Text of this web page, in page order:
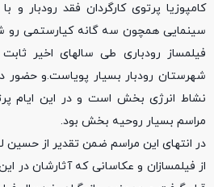
کامپوزیا پرتوی کارگردان فقد رودبار و
سینمایی همچون سه گانه کیارستمی رو
فیلمساز رودباری طی سالهای اخیر
شهرستان رودبار بسیار پویاست.و حضور
نشاط انرژی بخش است و در این ایام
مراسم بسیار روحیه بخش بود.
در انتهای این مراسم ضمن تقدیر از حسین
از فیلمسازان و عکاسانی که آثارشان در